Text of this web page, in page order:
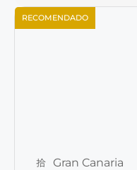
RECOMENDADO
Gran Canaria